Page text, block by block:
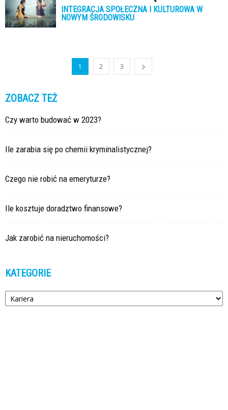
INTEGRACJA SPOŁECZNA I KULTUROWA W
NOWYM ŚRODOWISKU
1 2 3
ZOBACZ TEŻ
Czy warto budować w 2023?
Ile zarabia się po chemii kryminalistycznej?
Czego nie robić na emeryturze?
Ile kosztuje doradztwo finansowe?
Jak zarobić na nieruchomości?
KATEGORIE
Kategorie